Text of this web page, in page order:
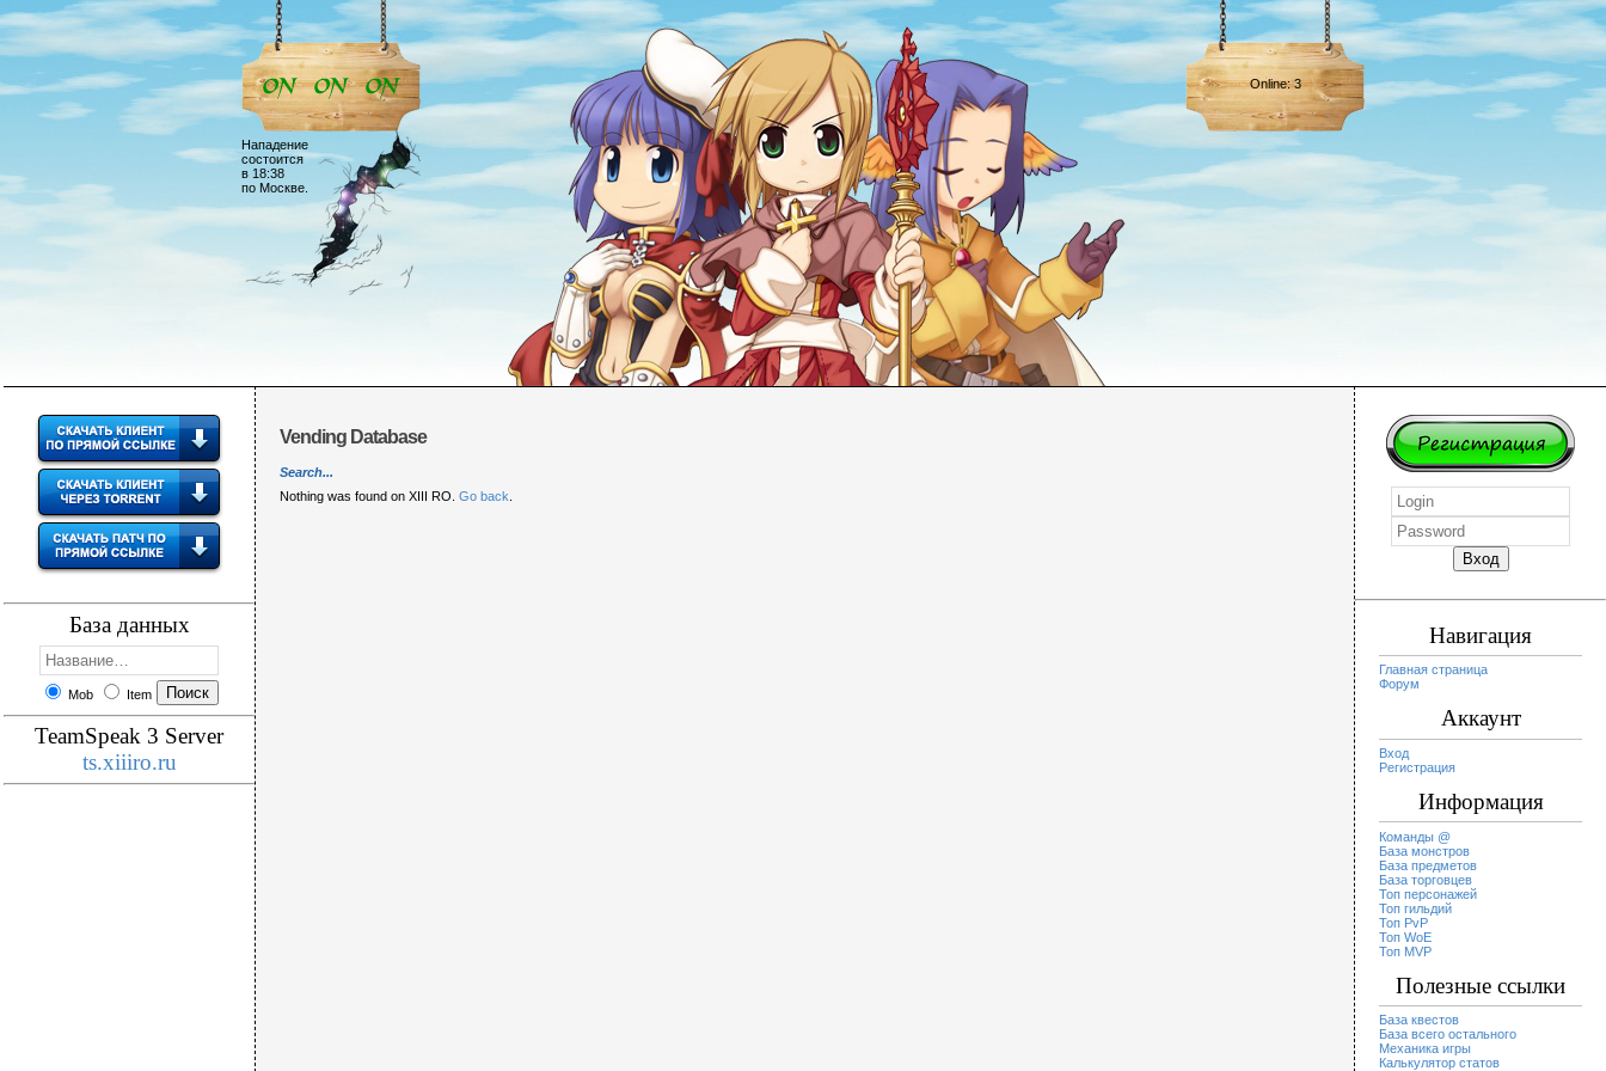
Нападение
состоится
в 18:38
по Москве.
Online: 3
База данных
Mob Item
TeamSpeak 3 Server
ts.xiiiro.ru
Vending Database
Search...
Nothing was found on XIII RO. Go back
Навигация
Главная страница
Форум
Аккаунт
Вход
Регистрация
Информация
Команды @
База монстров
База предметов
База торговцев
Топ персонажей
Топ гильдий
Топ PvP
Топ WoE
Топ MVP
Полезные ссылки
База квестов
База всего остального
Механика игры
Калькулятор статов